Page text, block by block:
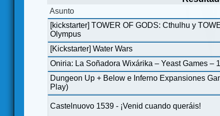
Asunto
[kickstarter] TOWER OF GODS: Cthulhu y
Olympus
[Kickstarter] Water Wars
Oniria: La Soñadora Wixárika – Yeast Games –
Dungeon Up + Below e Inferno Expansiones
Play)
Castelnuovo 1539 - ¡Venid cuando queráis!